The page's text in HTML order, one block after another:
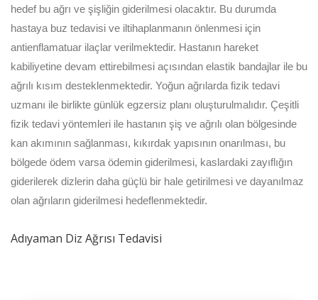
hedef bu ağrı ve şişliğin giderilmesi olacaktır. Bu durumda
hastaya buz tedavisi ve iltihaplanmanın önlenmesi için
antienflamatuar ilaçlar verilmektedir. Hastanın hareket
kabiliyetine devam ettirebilmesi açısından elastik bandajlar ile bu
ağrılı kısım desteklenmektedir. Yoğun ağrılarda fizik tedavi
uzmanı ile birlikte günlük egzersiz planı oluşturulmalıdır. Çeşitli
fizik tedavi yöntemleri ile hastanın şiş ve ağrılı olan bölgesinde
kan akımının sağlanması, kıkırdak yapısının onarılması, bu
bölgede ödem varsa ödemin giderilmesi, kaslardaki zayıflığın
giderilerek dizlerin daha güçlü bir hale getirilmesi ve dayanılmaz
olan ağrıların giderilmesi hedeflenmektedir.
Adıyaman Diz Ağrısı Tedavisi